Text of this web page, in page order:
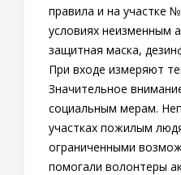
правила и на участке
условиях неизменным
защитная маска,
При входе измеряют
Значительное
социальным мерам.
участках пожилым
ограниченными
помогали волонтеры